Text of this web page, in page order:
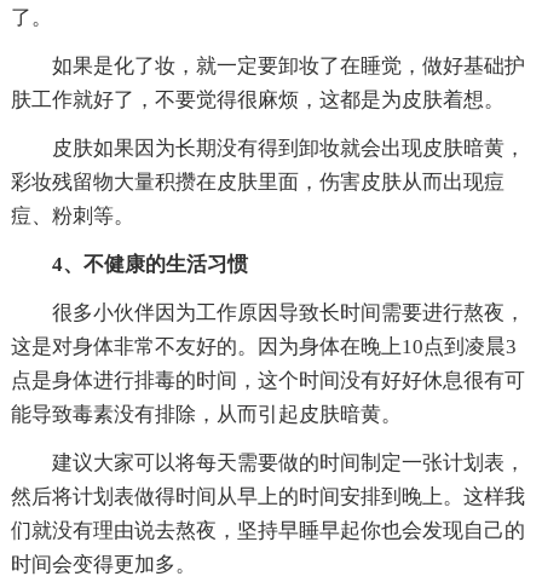
了。
如果是化了妆，就一定要卸妆了在睡觉，做好基础护
肤工作就好了，不要觉得很麻烦，这都是为皮肤着想。
皮肤如果因为长期没有得到卸妆就会出现皮肤暗黄，
彩妆残留物大量积攒在皮肤里面，伤害皮肤从而出现痘
痘、粉刺等。
4、不健康的生活习惯
很多小伙伴因为工作原因导致长时间需要进行熬夜，
这是对身体非常不友好的。因为身体在晚上10点到凌晨3
点是身体进行排毒的时间，这个时间没有好好休息很有可
能导致毒素没有排除，从而引起皮肤暗黄。
建议大家可以将每天需要做的时间制定一张计划表，
然后将计划表做得时间从早上的时间安排到晚上。这样我
们就没有理由说去熬夜，坚持早睡早起你也会发现自己的
时间会变得更加多。